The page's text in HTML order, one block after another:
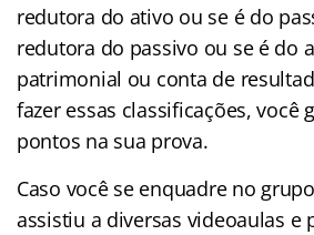
redutora do ativo ou se é do
redutora do passivo ou se é do
patrimonial ou conta de
fazer essas classificações, você
pontos na sua prova.
Caso você se enquadre no
assistiu a diversas videoaulas e